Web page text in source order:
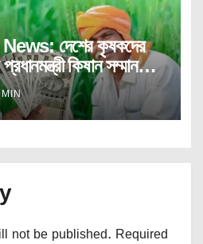
দেশের কৃষকদের
কিষান সম্মান
not be published. Required